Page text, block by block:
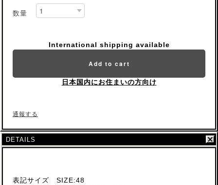
数量
International shipping available
Add to cart
日本国内にお住まいの方向け
通報する
DETAILS
表記サイズ SIZE:48